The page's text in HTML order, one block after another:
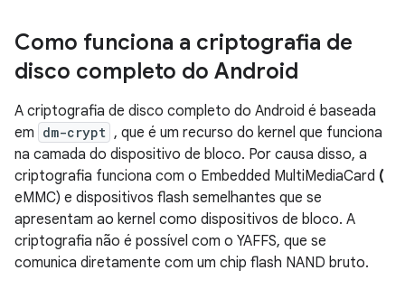
Como funciona a criptografia de
disco completo do Android
A criptografia de disco completo do Android é baseada
em dm-crypt , que é um recurso do kernel que funciona
na camada do dispositivo de bloco. Por causa disso, a
criptografia funciona com o Embedded MultiMediaCard (
eMMC) e dispositivos flash semelhantes que se
apresentam ao kernel como dispositivos de bloco. A
criptografia não é possível com o YAFFS, que se
comunica diretamente com um chip flash NAND bruto.